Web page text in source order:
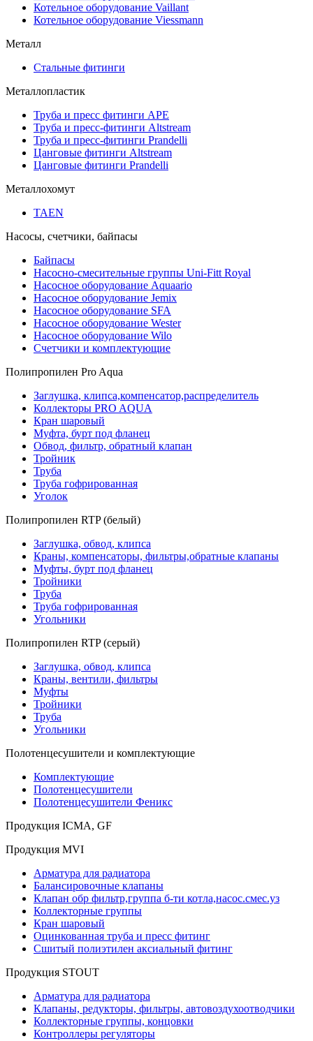
Котельное оборудование Vaillant
Котельное оборудование Viessmann
Металл
Стальные фитинги
Металлопластик
Труба и пресс фитинги APE
Труба и пресс-фитинги Altstream
Труба и пресс-фитинги Prandelli
Цанговые фитинги Altstream
Цанговые фитинги Prandelli
Металлохомут
TAEN
Насосы, счетчики, байпасы
Байпасы
Насосно-смесительные группы Uni-Fitt Royal
Насосное оборудование Aquaario
Насосное оборудование Jemix
Насосное оборудование SFA
Насосное оборудование Wester
Насосное оборудование Wilo
Счетчики и комплектующие
Полипропилен Pro Aqua
Заглушка, клипса,компенсатор,распределитель
Коллекторы PRO AQUA
Кран шаровый
Муфта, бурт под фланец
Обвод, фильтр, обратный клапан
Тройник
Труба
Труба гофрированная
Уголок
Полипропилен RTP (белый)
Заглушка, обвод, клипса
Краны, компенсаторы, фильтры,обратные клапаны
Муфты, бурт под фланец
Тройники
Труба
Труба гофрированная
Угольники
Полипропилен RTP (серый)
Заглушка, обвод, клипса
Краны, вентили, фильтры
Муфты
Тройники
Труба
Угольники
Полотенцесушители и комплектующие
Комплектующие
Полотенцесушители
Полотенцесушители Феникс
Продукция ICMA, GF
Продукция MVI
Арматура для радиатора
Балансировочные клапаны
Клапан обр фильтр,группа б-ти котла,насос.смес.уз
Коллекторные группы
Кран шаровый
Оцинкованная труба и пресс фитинг
Сшитый полиэтилен аксиальный фитинг
Продукция STOUT
Арматура для радиатора
Клапаны, редукторы, фильтры, автовоздухоотводчики
Коллекторные группы, концовки
Контроллеры регуляторы